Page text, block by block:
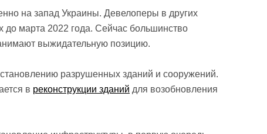
на запад Украины. Девелоперы в других
до марта 2022 года. Сейчас большинство
выжидательную позицию.
разрушенных зданий и сооружений.
в реконструкции зданий для возобновления